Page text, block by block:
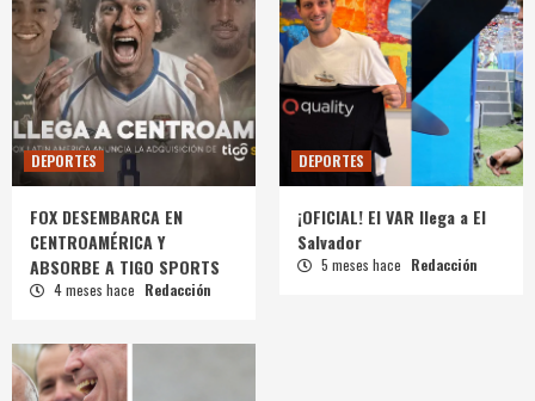
DEPORTES
FOX DESEMBARCA EN
CENTROAMÉRICA Y
ABSORBE A TIGO SPORTS
4 meses hace Redacción
DEPORTES
¡OFICIAL! El VAR llega a El
Salvador
5 meses hace Redacción